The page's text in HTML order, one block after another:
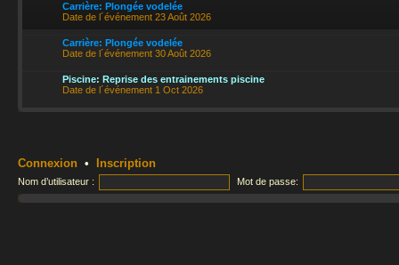
Carrière: Plongée vodelée
Date de l´événement 23 Août 2026
Carrière: Plongée vodelée
Date de l´événement 30 Août 2026
Piscine: Reprise des entrainements piscine
Date de l´événement 1 Oct 2026
Connexion • Inscription
Nom d’utilisateur : Mot de passe: